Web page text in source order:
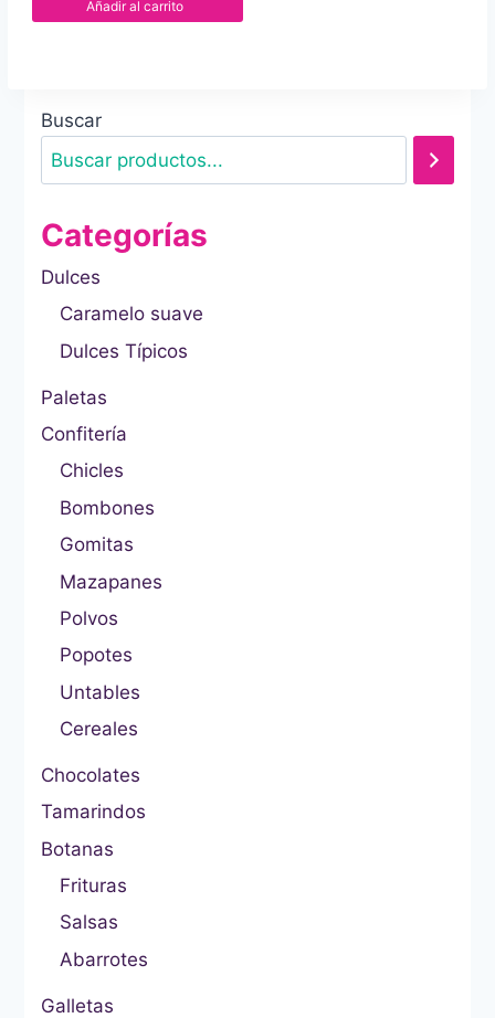
Añadir al carrito
Buscar
Categorías
Dulces
Caramelo suave
Dulces Típicos
Paletas
Confitería
Chicles
Bombones
Gomitas
Mazapanes
Polvos
Popotes
Untables
Cereales
Chocolates
Tamarindos
Botanas
Frituras
Salsas
Abarrotes
Galletas